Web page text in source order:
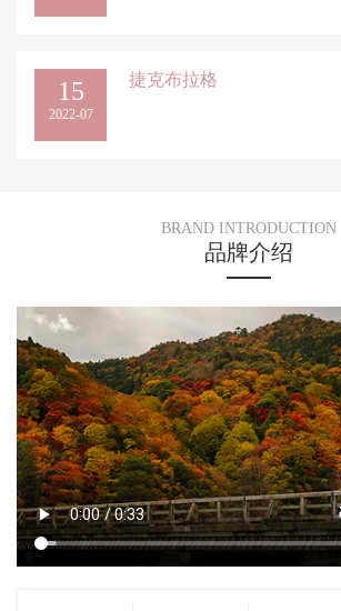
15
2022-07
捷克布拉格
BRAND INTRODUCTION
品牌介绍